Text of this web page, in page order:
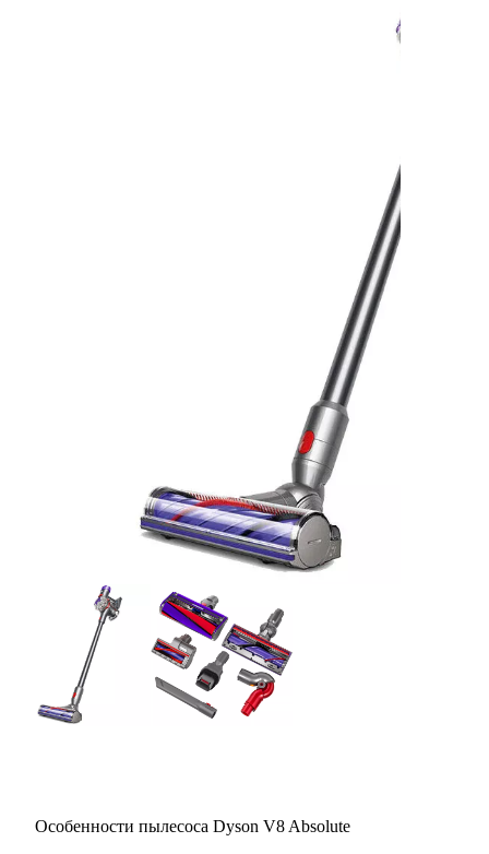
Особенности пылесоса Dyson V8 Absolute